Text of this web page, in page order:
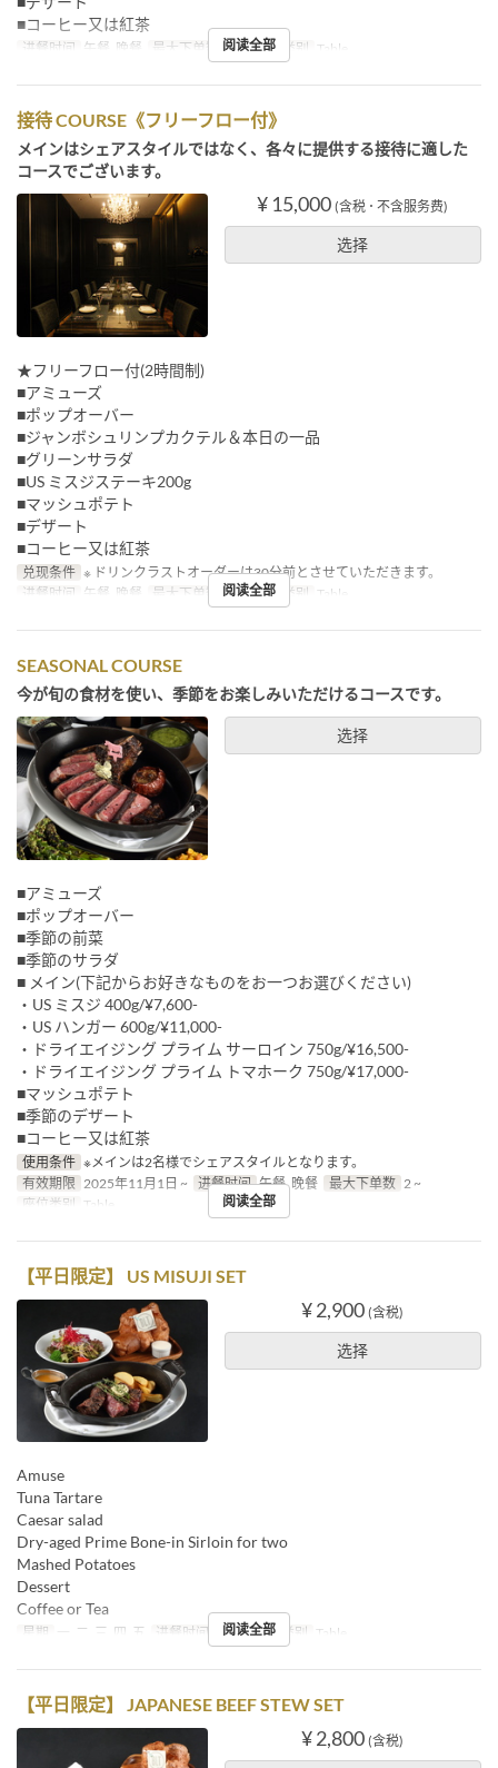
■コーヒー又は紅茶
进餐时间 午餐, 晚餐 最大下单数 2 ~ 座位类别 Table
阅读全部
接待 COURSE《フリーフロー付》
メインはシェアスタイルではなく、各々に提供する接待に適した
コースでございます。
¥ 15,000 (含税 ･ 不含服务费)
选择
★フリーフロー付(2時間制)
■アミューズ
■ポップオーバー
■ジャンボシュリンプカクテル＆本日の一品
■グリーンサラダ
■US ミスジステーキ200g
■マッシュポテト
■デザート
■コーヒー又は紅茶
兑现条件 ※ ドリンクラストオーダーは30分前とさせていただきます。
进餐时间
午餐, 晚餐 最大下单数 2 ~ 座位类别 Table
阅读全部
SEASONAL COURSE
今が旬の食材を使い、季節をお楽しみいただけるコースです。
选择
■アミューズ
■ポップオーバー
■季節の前菜
■季節のサラダ
■ メイン(下記からお好きなものをお一つお選びください)
・US ミスジ 400g/¥7,600-
・US ハンガー 600g/¥11,000-
・ドライエイジング プライム サーロイン 750g/¥16,500-
・ドライエイジング プライム トマホーク 750g/¥17,000-
■マッシュポテト
■季節のデザート
■コーヒー又は紅茶
使用条件 ※メインは2名様でシェアスタイルとなります。
有效期限 2025年11月1日 ~ 进餐时间 午餐, 晚餐 最大下单数 2 ~
座位类别 Table 阅读全部
【平日限定】 US MISUJI SET
¥ 2,900 (含税)
选择
Amuse
Tuna Tartare
Caesar salad
Dry-aged Prime Bone-in Sirloin for two
Mashed Potatoes
Dessert
Coffee or Tea
星期 一, 二, 三, 四, 五 进餐时间 午餐 座位类别 Table
阅读全部
【平日限定】 JAPANESE BEEF STEW SET
¥ 2,800 (含税)